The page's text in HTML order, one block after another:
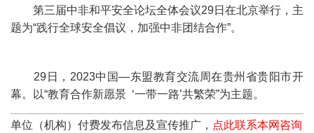
第三届中非和平安全论坛全体会议29日在北京举行，主
题为“践行全球安全倡议，加强中非团结合作”。
29日，2023中国—东盟教育交流周在贵州省贵阳市开
幕。以“教育合作新愿景 ‘一带一路’共繁荣”为主题。
单位（机构）付费发布信息及宣传推广， 点此联系本网咨询